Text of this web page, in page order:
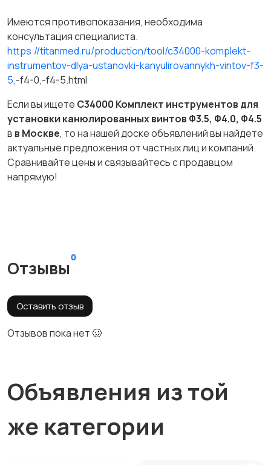
Имеются противопоказания, необходима
консультация специалиста.
https://titanmed.ru/production/tool/c34000-komplekt-
instrumentov-dlya-ustanovki-kanyulirovannykh-vintov-f3-
5,-f4-0,-f4-5.html
Если вы ищете C34000 Комплект инструментов для
установки канюлированных винтов Φ3.5, Φ4.0, Φ4.5
в в Москве, то на нашей доске объявлений вы найдете
актуальные предложения от частных лиц и компаний.
Сравнивайте цены и связывайтесь с продавцом
напрямую!
Отзывы
0
Оставить отзыв
Отзывов пока нет 🥴
Объявления из той
же категории